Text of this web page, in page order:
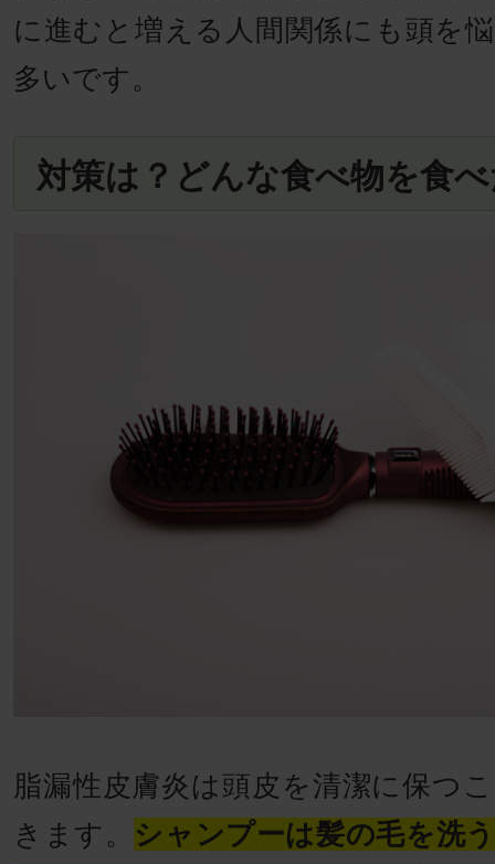
に進むと増える人間関係にも頭を
多いです。
対策は？どんな食べ物を食
脂漏性皮膚炎は頭皮を清潔に保つ
きます。 シャンプーは髪の毛を洗